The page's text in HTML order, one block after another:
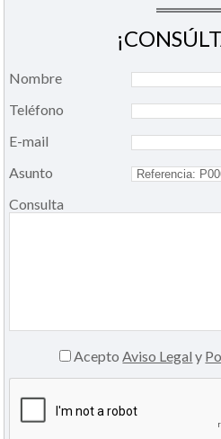
Nombre
Teléfono
E-mail
Asunto
Consulta
AceptoAviso Legal y